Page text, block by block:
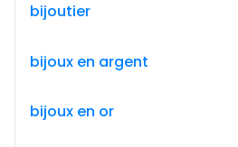
bijoutier
bijoux en argent
bijoux en or